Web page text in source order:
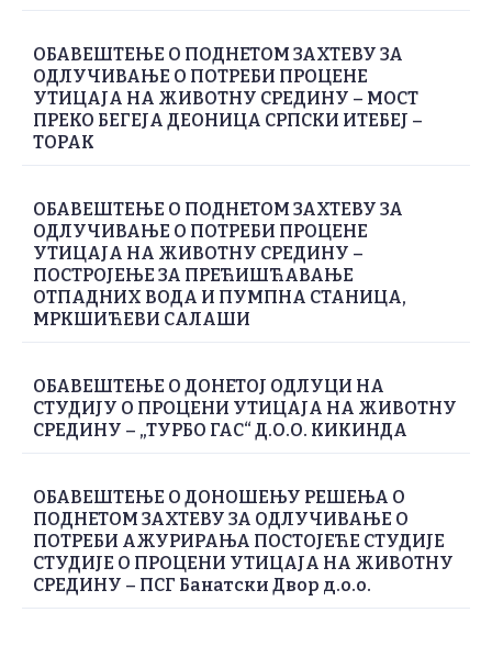
ОБАВЕШТЕЊЕ О ПОДНЕТОМ ЗАХТЕВУ ЗА
ОДЛУЧИВАЊЕ О ПОТРЕБИ ПРОЦЕНЕ
УТИЦАЈА НА ЖИВОТНУ СРЕДИНУ – МОСТ
ПРЕКО БЕГЕЈА ДЕОНИЦА СРПСКИ ИТЕБЕЈ –
ТОРАК
ОБАВЕШТЕЊЕ О ПОДНЕТОМ ЗАХТЕВУ ЗА
ОДЛУЧИВАЊЕ О ПОТРЕБИ ПРОЦЕНЕ
УТИЦАЈА НА ЖИВОТНУ СРЕДИНУ –
ПОСТРОЈЕЊЕ ЗА ПРЕЋИШЋАВАЊЕ
ОТПАДНИХ ВОДА И ПУМПНА СТАНИЦА,
МРКШИЋЕВИ САЛАШИ
ОБАВЕШТЕЊЕ О ДОНЕТОЈ ОДЛУЦИ НА
СТУДИЈУ О ПРОЦЕНИ УТИЦАЈА НА ЖИВОТНУ
СРЕДИНУ – „ТУРБО ГАС“ Д.О.О. КИКИНДА
ОБАВЕШТЕЊЕ О ДОНОШЕЊУ РЕШЕЊА О
ПОДНЕТОМ ЗАХТЕВУ ЗА ОДЛУЧИВАЊЕ О
ПОТРЕБИ АЖУРИРАЊА ПОСТОЈЕЋЕ СТУДИЈЕ
СТУДИЈЕ О ПРОЦЕНИ УТИЦАЈА НА ЖИВОТНУ
СРЕДИНУ – ПСГ Банатски Двор д.о.о.